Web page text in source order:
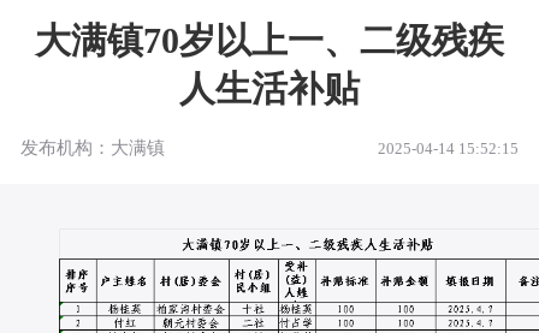
大满镇70岁以上一、二级残疾
人生活补贴
发布机构：大满镇 2025-04-14 15:52:15